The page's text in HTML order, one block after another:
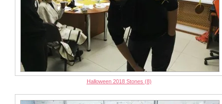
Halloween 2018 Stones (8)